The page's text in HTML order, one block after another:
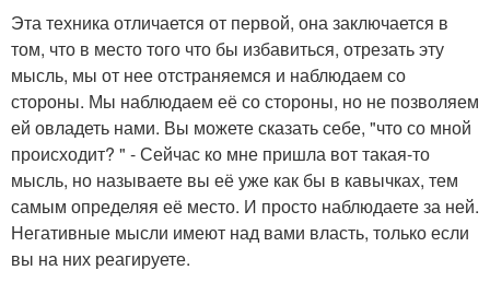
Эта техника отличается от первой, она заключается в
том, что в место того что бы избавиться, отрезать эту
мысль, мы от нее отстраняемся и наблюдаем со
стороны. Мы наблюдаем её со стороны, но не позволяем
ей овладеть нами. Вы можете сказать себе, "что со мной
происходит? " - Сейчас ко мне пришла вот такая-то
мысль, но называете вы её уже как бы в кавычках, тем
самым определяя её место. И просто наблюдаете за ней.
Негативные мысли имеют над вами власть, только если
вы на них реагируете.